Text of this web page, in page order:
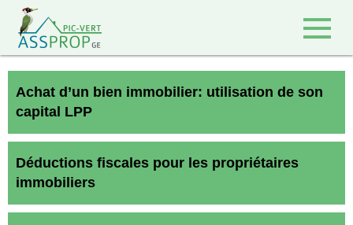
Achat d’un bien immobilier: utilisation de son
capital LPP
Déductions fiscales pour les propriétaires
immobiliers